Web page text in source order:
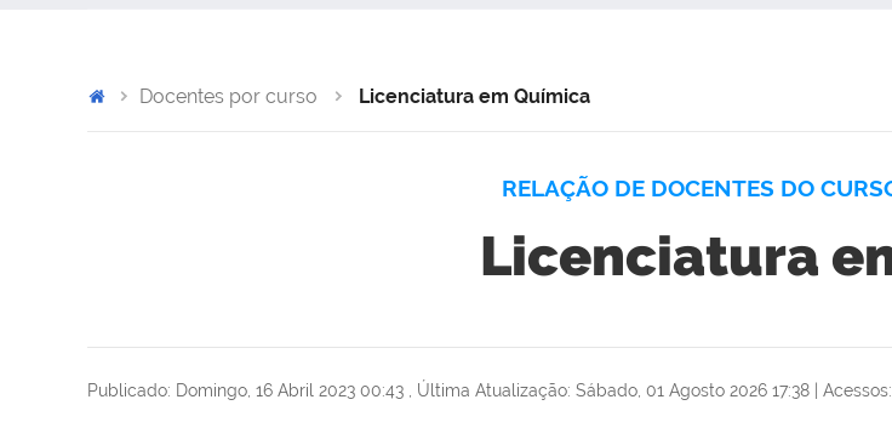
Docentes por curso Licenciatura em Química
RELAÇÃO DE DOCENTES DO
Licenciatura
Publicado: Domingo, 16 Abril 2023 00:43 Última Atualização: Sábado, 01 Agosto 2026 17:38 |